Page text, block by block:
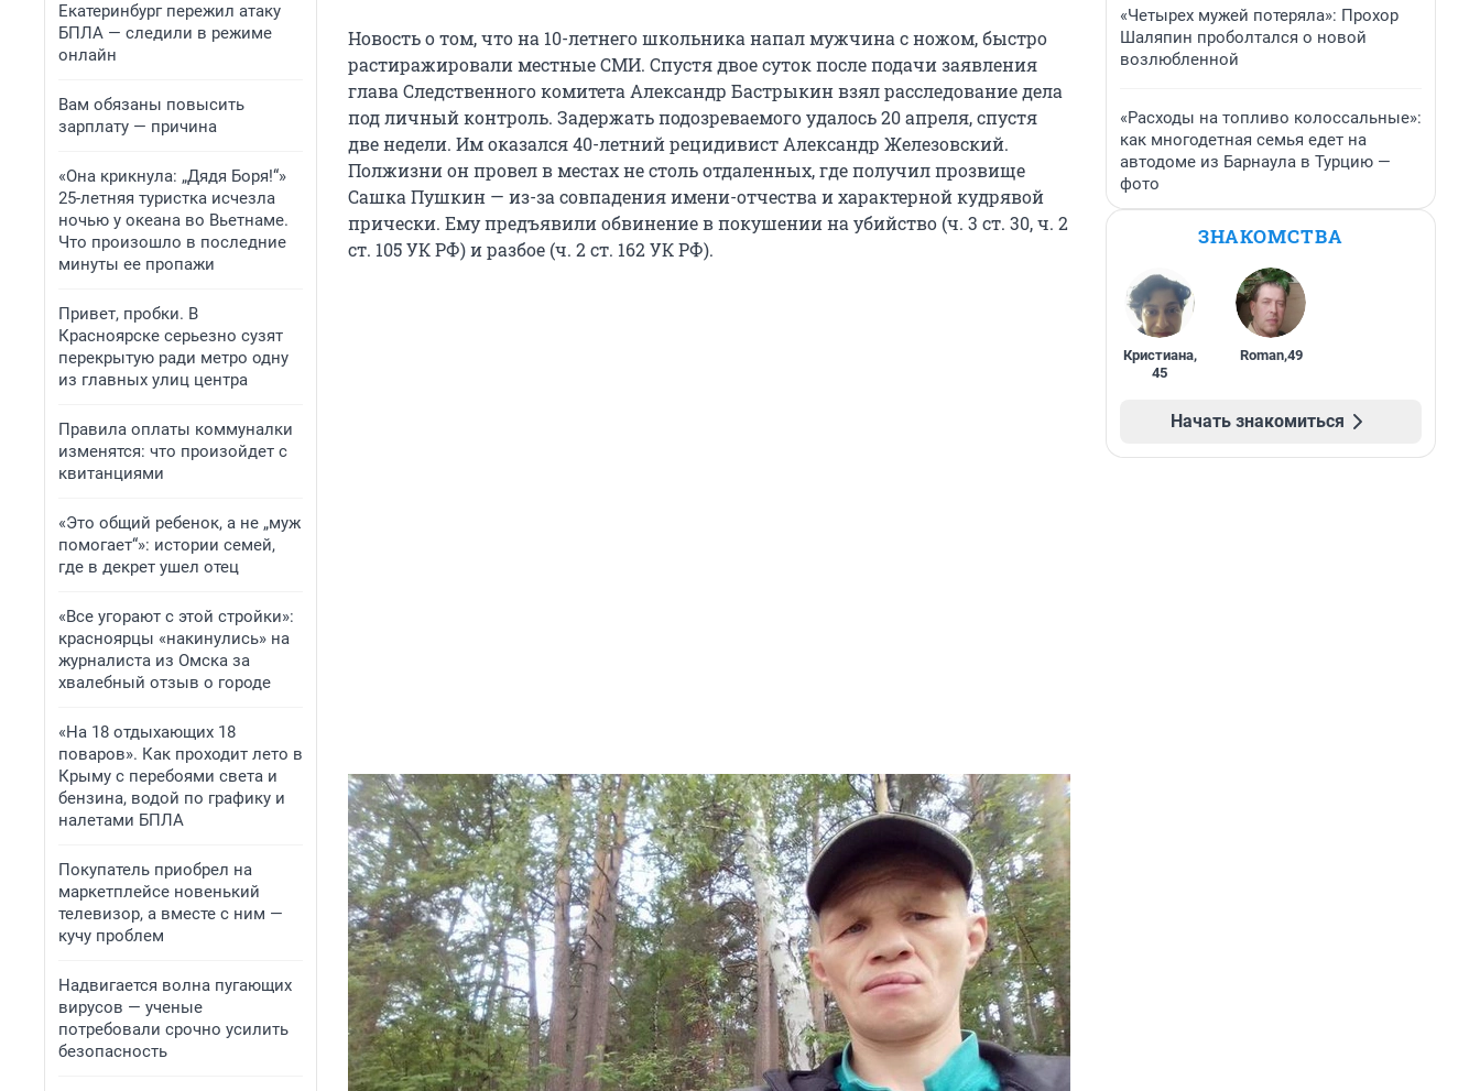
Екатеринбург пережил атаку
БПЛА — следили в режиме
онлайн
Вам обязаны повысить
зарплату — причина
«Она крикнула: „Дядя Боря!“»
25-летняя туристка исчезла
ночью у океана во Вьетнаме.
Что произошло в последние
минуты ее пропажи
Привет, пробки. В
Красноярске серьезно сузят
перекрытую ради метро одну
из главных улиц центра
Правила оплаты коммуналки
изменятся: что произойдет с
квитанциями
«Это общий ребенок, а не „муж
помогает“»: истории семей,
где в декрет ушел отец
«Все угорают с этой стройки»:
красноярцы «накинулись» на
журналиста из Омска за
хвалебный отзыв о городе
«На 18 отдыхающих 18
поваров». Как проходит лето в
Крыму с перебоями света и
бензина, водой по графику и
налетами БПЛА
Покупатель приобрел на
маркетплейсе новенький
телевизор, а вместе с ним —
кучу проблем
Надвигается волна пугающих
вирусов — ученые
потребовали срочно усилить
безопасность
Новость о том, что на 10-летнего школьника напал мужчина с ножом, быстро
растиражировали местные СМИ. Спустя двое суток после подачи заявления
глава Следственного комитета Александр Бастрыкин взял расследование дела
под личный контроль. Задержать подозреваемого удалось 20 апреля, спустя
две недели. Им оказался 40-летний рецидивист Александр Железовский.
Полжизни он провел в местах не столь отдаленных, где получил прозвище
Сашка Пушкин — из-за совпадения имени-отчества и характерной кудрявой
прически. Ему предъявили обвинение в покушении на убийство (ч. 3 ст. 30, ч. 2
ст. 105 УК РФ) и разбое (ч. 2 ст. 162 УК РФ).
«Четырех мужей потеряла»: Прохор
Шаляпин проболтался о новой
возлюбленной
«Расходы на топливо колоссальные»:
как многодетная семья едет на
автодоме из Барнаула в Турцию —
фото
ЗНАКОМСТВА
Кристиана,
45
Roman,49
Начать знакомиться